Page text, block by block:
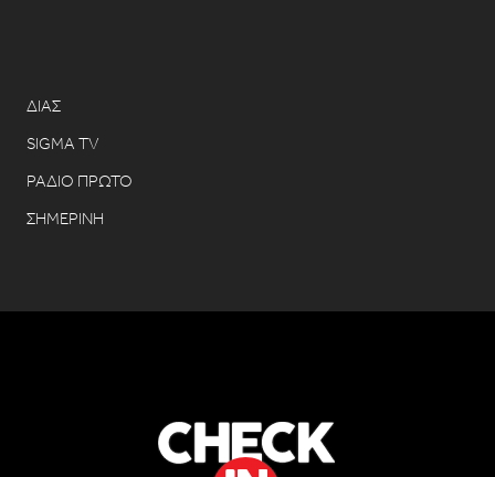
ΔΙΑΣ
SIGMA TV
ΡΑΔΙΟ ΠΡΩΤΟ
ΣΗΜΕΡΙΝΗ